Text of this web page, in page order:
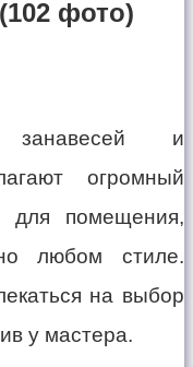
фото)
занавесей и
огромный
для помещения,
любом стиле.
на выбор
у мастера.